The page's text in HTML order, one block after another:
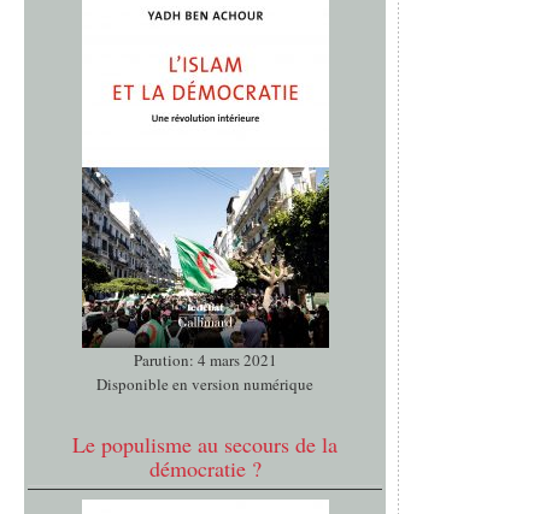
Parution: 4 mars 2021
Disponible en version numérique
Le populisme au secours de la
démocratie ?